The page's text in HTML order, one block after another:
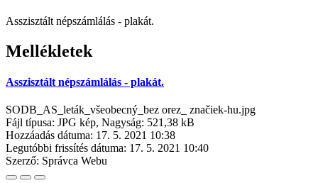
Asszisztált népszámlálás - plakát.
Mellékletek
Asszisztált népszámlálás - plakát.
SODB_AS_leták_všeobecný_bez orez_ značiek-hu.jpg
Fájl típusa: JPG kép, Nagyság: 521,38 kB
Hozzáadás dátuma: 17. 5. 2021 10:38
Legutóbbi frissítés dátuma: 17. 5. 2021 10:40
Szerző: Správca Webu